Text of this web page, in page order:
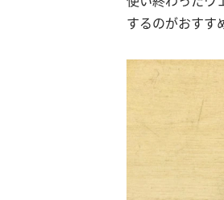
するのがおすす